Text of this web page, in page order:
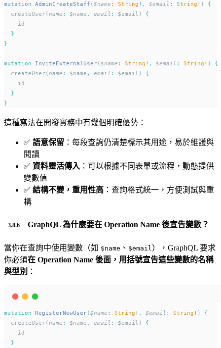
mutation AdminCreateStaff ($name : String !, $email : String ! ) {
  createUser(
name : $name , email : $email) {
    id
}
}
mutation InviteExternalUser($name : String !, $email : String ! ) {
  createUser(
name : $name , email : $email) {
    id
}
}
這種寫法在開發實務中有幾個明確優勢：
✅ 語意保留 ：每段查詢仍清楚標示其用途，易於維護與
閱讀
✅ 資料靈活傳入 ：可以根據不同表單或流程，動態提供
變數值
✅ 結構不變，重用性高 ：查詢格式統一，方便測試與重
構
GraphQL 為什麼要在 Operation Name 後宣告變數？
當你在查詢中使用變數（如 $name 、 $email），GraphQL 要求
你必須在 Operation Name 後面，用括號宣告這些變數的名稱
與型別 ：
mutation RegisterNewUser($name : String !, $email : String ! ) {
  createUser(
name : $name , email : $email) {
    id
}